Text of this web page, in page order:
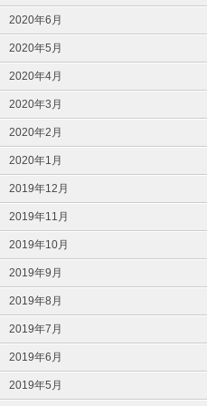
2020年6月
2020年5月
2020年4月
2020年3月
2020年2月
2020年1月
2019年12月
2019年11月
2019年10月
2019年9月
2019年8月
2019年7月
2019年6月
2019年5月